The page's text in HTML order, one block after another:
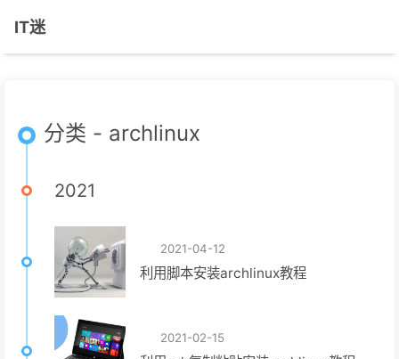
IT迷
分类 - archlinux
2021
2021-04-12
利用脚本安装archlinux教程
2021-02-15